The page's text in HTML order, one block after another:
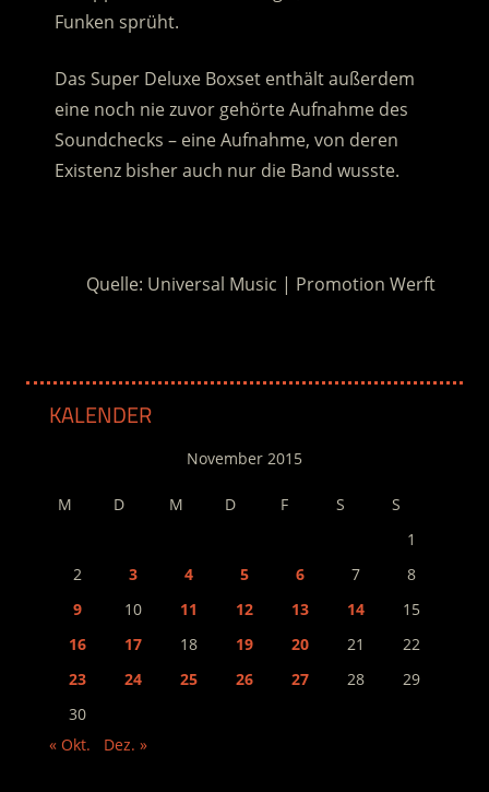
Funken sprüht.
Das Super Deluxe Boxset enthält außerdem
eine noch nie zuvor gehörte Aufnahme des
Soundchecks – eine Aufnahme, von deren
Existenz bisher auch nur die Band wusste.
Quelle: Universal Music | Promotion Werft
KALENDER
November 2015
M D M D F S
S
1
2
3 4 5 6 7
8
9
10 11 12 13 14
15
16
17 18 19 20 21
22
23
24 25 26 27 28
29
30
« Okt.
Dez. »